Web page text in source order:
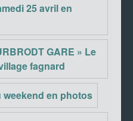
25 avril en
GARE » Le
fagnard
weekend en photos